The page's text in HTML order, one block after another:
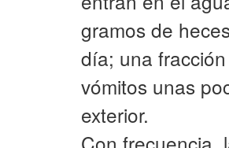
gramos de
día; una
vómitos unas
exterior.